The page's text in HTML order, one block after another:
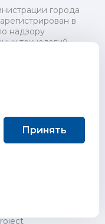
города
в
надзору
технологий
24 июля
№ ФС77-73321
округа "Город
Байкова Е.А.
Редакции:
395-85-85
18+
персональных
Принять